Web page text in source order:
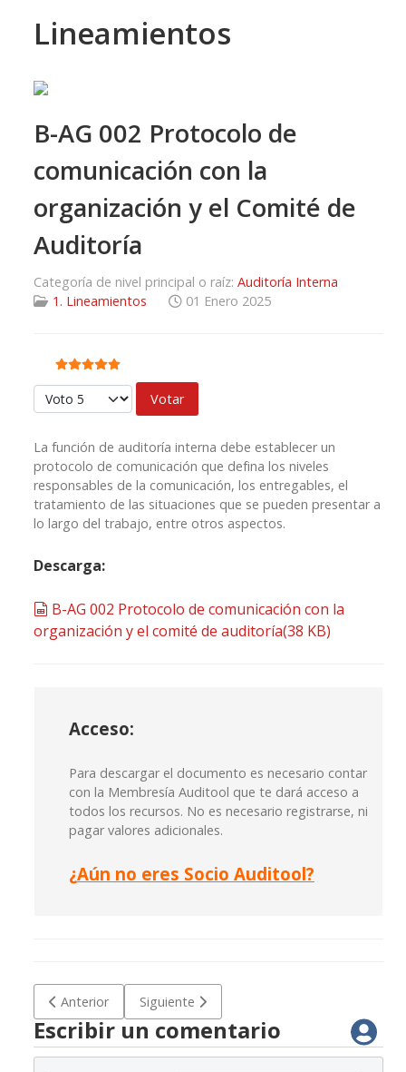
Lineamientos
B-AG 002 Protocolo de
comunicación con la
organización y el Comité de
Auditoría
Categoría de nivel principal o raíz: Auditoría Interna
1. Lineamientos
01 Enero 2025
Ratio:5/5
Por favor, vote
La función de auditoría interna debe establecer un
protocolo de comunicación que defina los niveles
responsables de la comunicación, los entregables, el
tratamiento de las situaciones que se pueden presentar a
lo largo del trabajo, entre otros aspectos.
Descarga:
spreadsheet
B-AG 002 Protocolo de comunicación con la
organización y el comité de auditoría(38 KB)
Acceso:
Para descargar el documento es necesario contar
con la Membresía Auditool que te dará acceso a
todos los recursos. No es necesario registrarse, ni
pagar valores adicionales.
¿Aún no eres Socio Auditool?
Artículo anterior: Checklist para la identificación de
Anterior Artículo siguiente: Guía para el desarrollo
Siguiente
Escribir un comentario